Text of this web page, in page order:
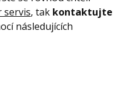
servis, tak kontaktujte
následujících